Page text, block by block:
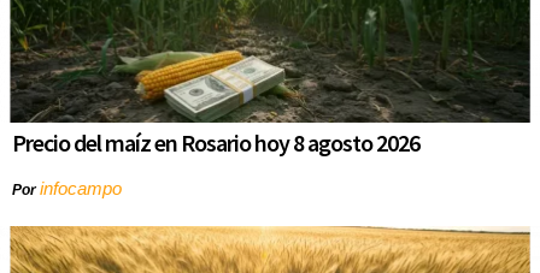
Precio del maíz en Rosario hoy 8 agosto 2026
Porinfocampo